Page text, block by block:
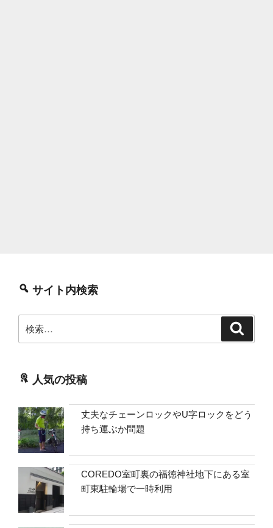
サイト内検索
索:
人気の投稿
丈夫なチェーンロックやU字ロックをどう
持ち運ぶか問題
COREDO室町裏の福徳神社地下にある室
町東駐輪場で一時利用